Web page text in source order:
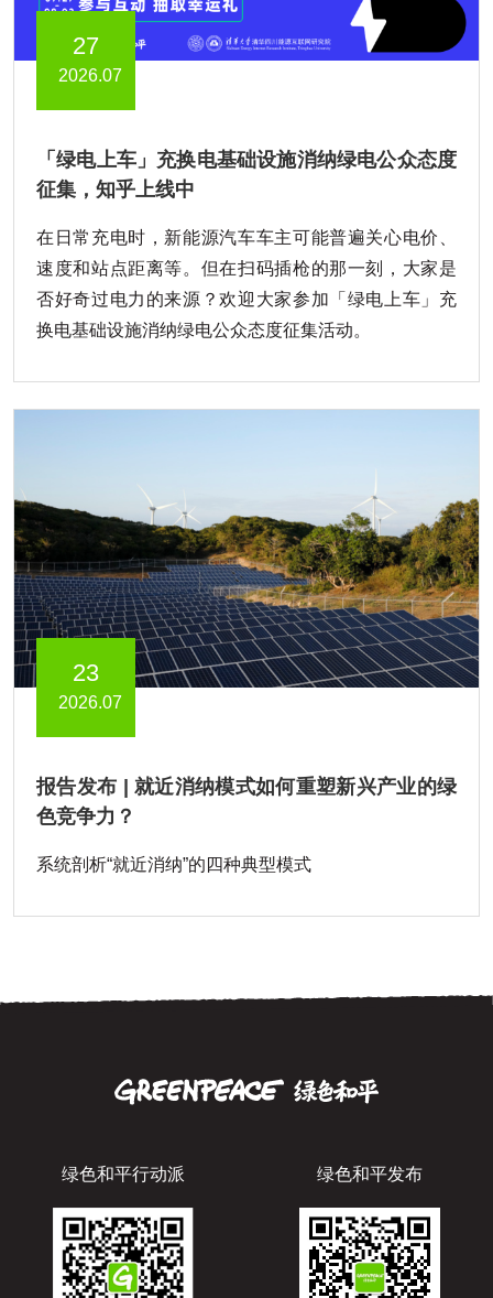
27
2026.07
「绿电上车」充换电基础设施消纳绿电公众态度
征集，知乎上线中
在日常充电时，新能源汽车车主可能普遍关心电价、
速度和站点距离等。但在扫码插枪的那一刻，大家是
否好奇过电力的来源？欢迎大家参加「绿电上车」充
换电基础设施消纳绿电公众态度征集活动。
23
2026.07
报告发布 | 就近消纳模式如何重塑新兴产业的绿
色竞争力？
系统剖析“就近消纳”的四种典型模式
绿色和平行动派 绿色和平发布